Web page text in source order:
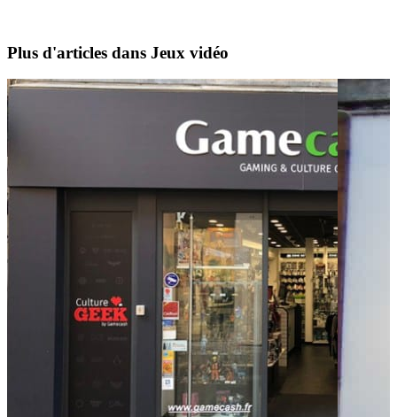
Plus d'articles dans Jeux vidéo